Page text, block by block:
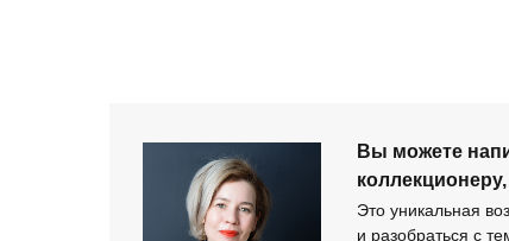
Это уникальная
и разобраться с
Вы можете